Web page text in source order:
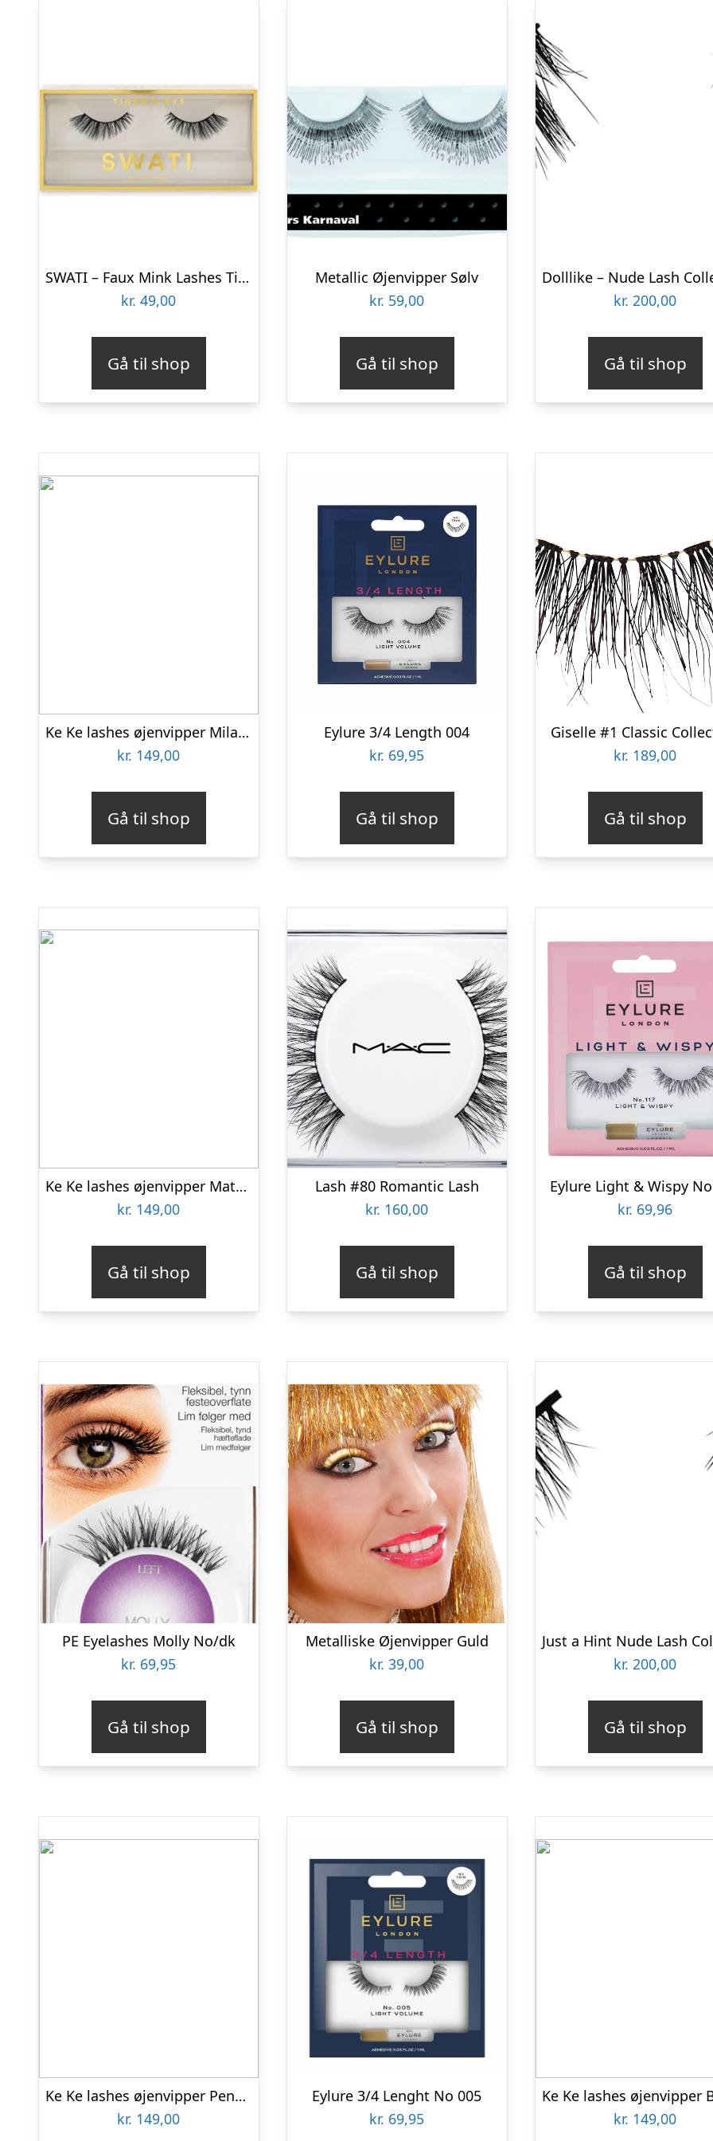
SWATI – Faux Mink Lashes Tiger´s Eye
kr. 49,00
Gå til shop
Metallic Øjenvipper Sølv
kr. 59,00
Gå til shop
kr. 200,00
Gå til shop
Ke Ke lashes øjenvipper Mila gennemsigtig bånd
kr. 149,00
Gå til shop
Eylure 3/4 Length 004
kr. 69,95
Gå til shop
Giselle #1 Classic
kr. 189,00
Gå til shop
Ke Ke lashes øjenvipper Mathilde gennemsigtig bånd
kr. 149,00
Gå til shop
Lash #80 Romantic Lash
kr. 160,00
Gå til shop
Eylure Light & Wispy
kr. 69,96
Gå til shop
PE Eyelashes Molly No/dk
kr. 69,95
Gå til shop
Metalliske Øjenvipper Guld
kr. 39,00
Gå til shop
kr. 200,00
Gå til shop
Ke Ke lashes øjenvipper Penelope gennemsigtig bånd
kr. 149,00
Eylure 3/4 Lenght No 005
kr. 69,95 kr. 149,00